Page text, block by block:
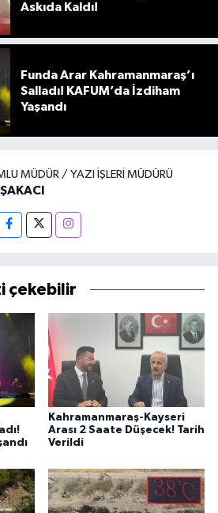
Askıda Kaldı!
Funda Arar Kahramanmaraş’ı
Salladı! KAFUM’da İzdiham
Yaşandı
MÜDÜR / YAZI İŞLERI MÜDÜRÜ
çekebilir
Kahramanmaraş-Kayseri
Arası 2 Saate Düşecek! Tarih
Verildi